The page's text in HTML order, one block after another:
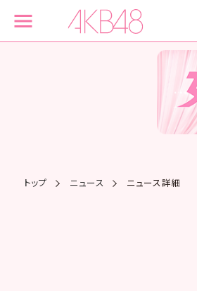
トップ ニュース ニュース詳細